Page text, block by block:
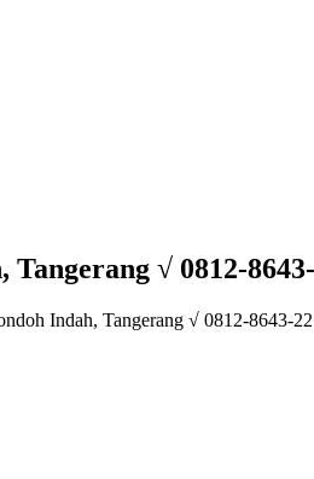
√ 0812-
Indah, Tangerang √ 0812-8643-